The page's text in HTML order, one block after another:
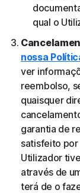
qual o
nossa
ver
reembolso,
quaisquer
garantia de
satisfeito por
Utilizador
através de
terá de o